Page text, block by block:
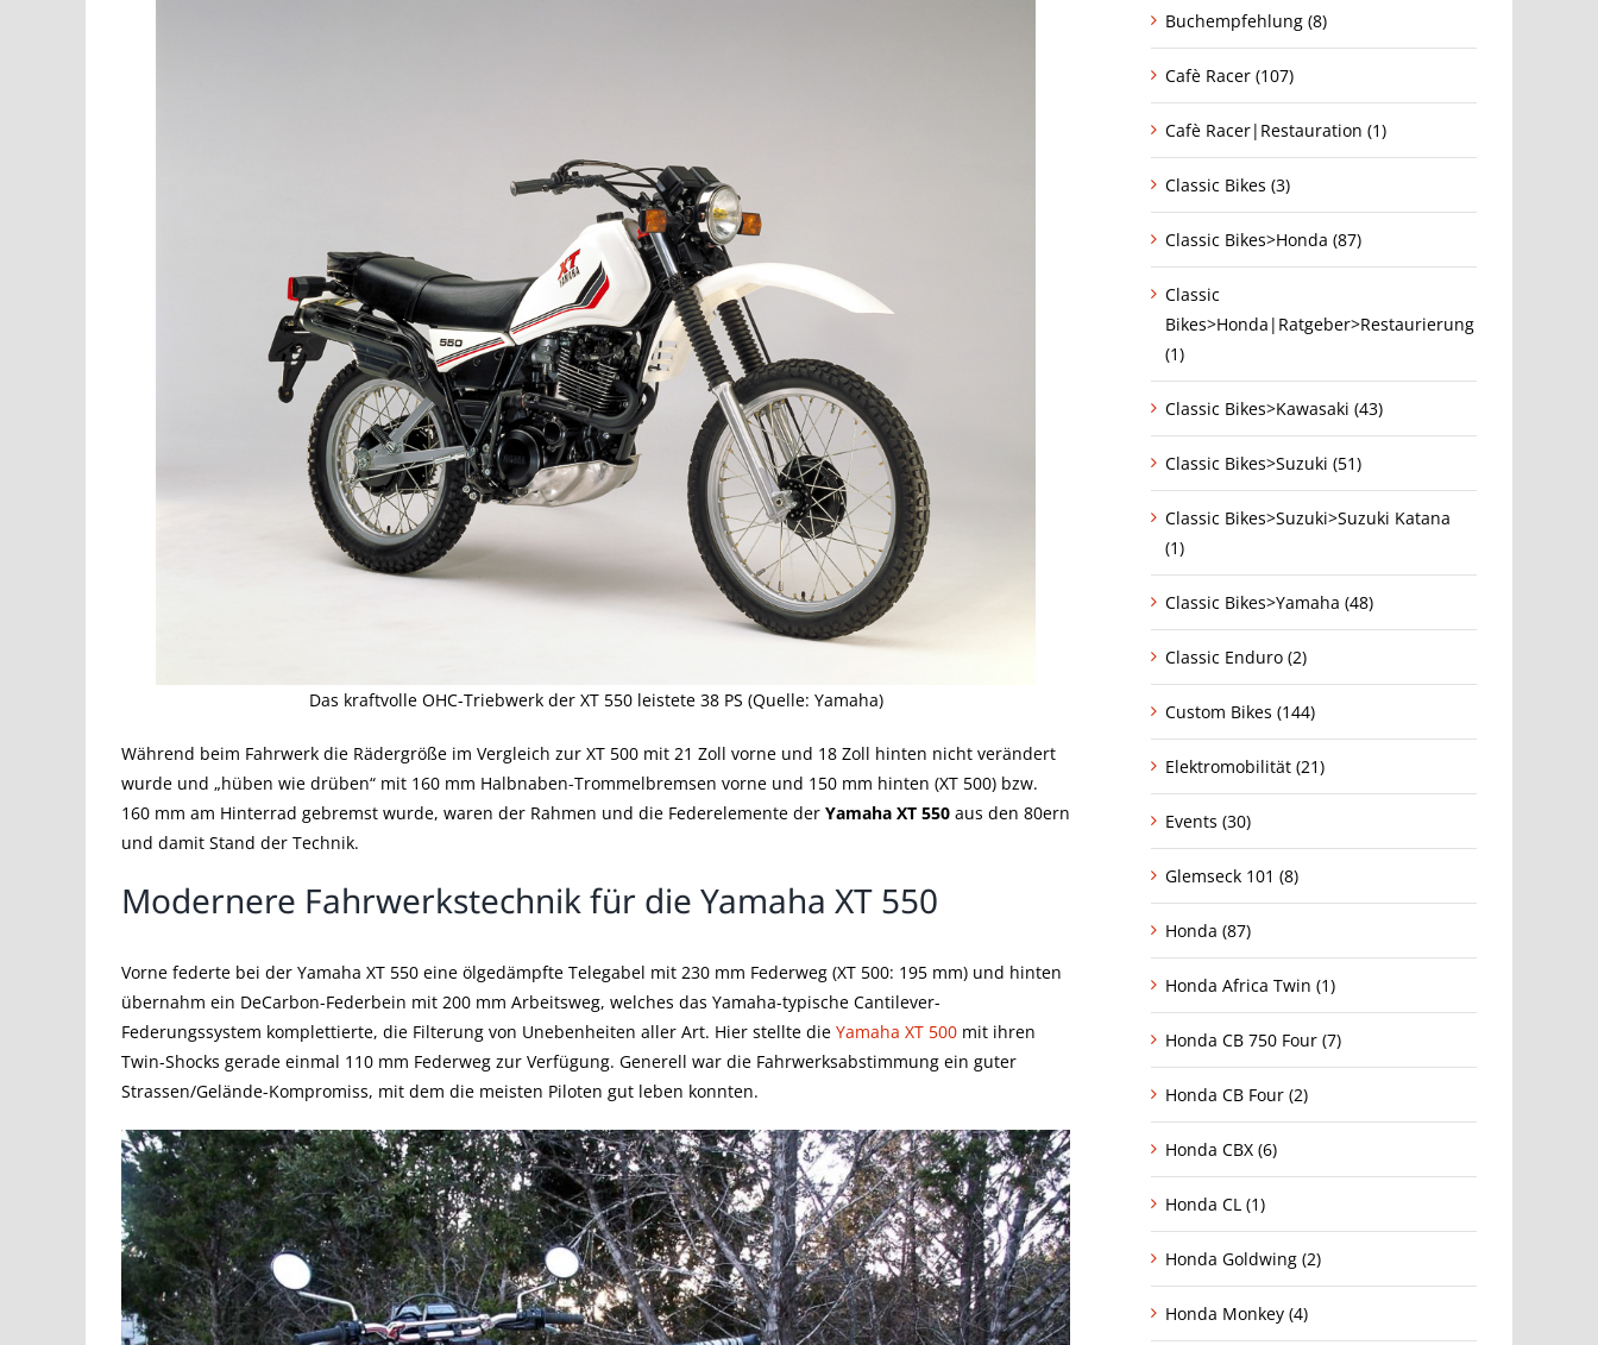
Das kraftvolle OHC-Triebwerk der XT 550 leistete 38 PS (Quelle: Yamaha)
Während beim Fahrwerk die Rädergröße im Vergleich zur XT 500 mit 21 Zoll vorne und 18 Zoll hinten nicht verändert
wurde und „hüben wie drüben“ mit 160 mm Halbnaben-Trommelbremsen vorne und 150 mm hinten (XT 500) bzw.
160 mm am Hinterrad gebremst wurde, waren der Rahmen und die Federelemente der Yamaha XT 550 aus den 80ern
und damit Stand der Technik.
Modernere Fahrwerkstechnik für die Yamaha XT 550
Vorne federte bei der Yamaha XT 550 eine ölgedämpfte Telegabel mit 230 mm Federweg (XT 500: 195 mm) und hinten
übernahm ein DeCarbon-Federbein mit 200 mm Arbeitsweg, welches das Yamaha-typische Cantilever-
Federungssystem komplettierte, die Filterung von Unebenheiten aller Art. Hier stellte die Yamaha XT 500 mit ihren
Twin-Shocks gerade einmal 110 mm Federweg zur Verfügung. Generell war die Fahrwerksabstimmung ein guter
Strassen/Gelände-Kompromiss, mit dem die meisten Piloten gut leben konnten.
Buchempfehlung (8)
Cafè Racer (107)
Cafè Racer|Restauration (1)
Classic Bikes (3)
Classic Bikes>Honda (87)
Classic
Bikes>Honda|Ratgeber>Restaurierung
(1)
Classic Bikes>Kawasaki (43)
Classic Bikes>Suzuki (51)
Classic Bikes>Suzuki>Suzuki Katana
(1)
Classic Bikes>Yamaha (48)
Classic Enduro (2)
Custom Bikes (144)
Elektromobilität (21)
Events (30)
Glemseck 101 (8)
Honda (87)
Honda Africa Twin (1)
Honda CB 750 Four (7)
Honda CB Four (2)
Honda CBX (6)
Honda CL (1)
Honda Goldwing (2)
Honda Monkey (4)